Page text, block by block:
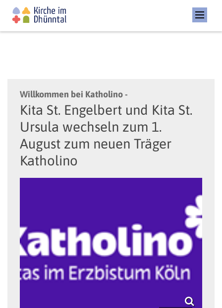
Willkommen bei Katholino -
Kita St. Engelbert und Kita St.
Ursula wechseln zum 1.
August zum neuen Träger
Katholino